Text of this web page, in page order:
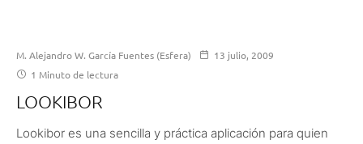
M. Alejandro W. García Fuentes (Esfera)
13 julio, 2009
1 Minuto de lectura
LOOKIBOR
Lookibor es una sencilla y práctica aplicación para quien